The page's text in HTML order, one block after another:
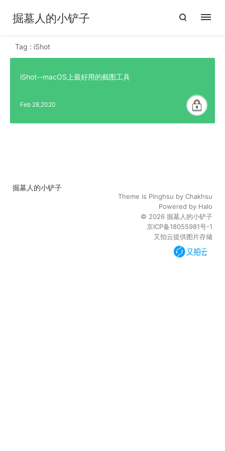
掘墓人的小铲子
Tag : iShot
iShot--macOS上最好用的截图工具
Feb 28,2020
掘墓人的小铲子
Theme is Pinghsu by Chakhsu
Powered by Halo
© 2026 掘墓人的小铲子
京ICP备18055981号-1
又拍云提供图片存储